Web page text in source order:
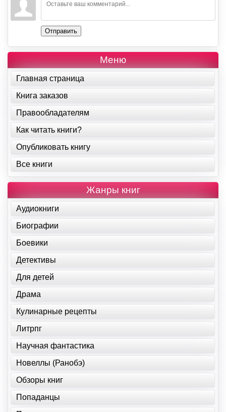
Отправить
Меню
Главная страница
Книга заказов
Правообладателям
Как читать книги?
Опубликовать книгу
Все книги
Жанры книг
Аудиокниги
Биографии
Боевики
Детективы
Для детей
Драма
Кулинарные рецепты
Литрпг
Научная фантастика
Новеллы (Ранобэ)
Обзоры книг
Попаданцы